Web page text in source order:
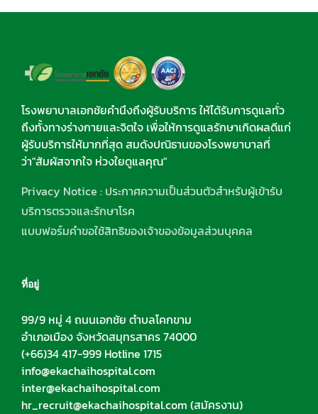
โรงพยาบาลเอกชัยคำนึงถึงผู้รับบริการ ให้ได้รับการดูแลทั่ว
ถึงทั้งทางร่างกายและจิตใจ เพื่อให้การดูแลรักษาเกิดผลดีแก่
ผู้รับบริการให้มากที่สุด สมดังปณิธานของโรงพยาบาลที่
ว่า"สัมผัสจากใจ ห่วงใยดูแลคุณ"
Privacy Notice : ประกาศความเป็นส่วนตัวสำหรับผู้เข้ารับ
บริการตรวจและรักษาโรค
แบบฟอร์มคำขอใช้สิทธิของเจ้าของข้อมูลส่วนบุคคล
ที่อยู่
99/9 หมู่ 4 ถนนเอกชัย ตำบลโคกขาม
อำเภอเมือง จังหวัดสมุทรสาคร 74000
(+66)34 417-999 Hotline 1715
info@ekachaihospital.com
inter@ekachaihospital.com
hr_recruit@ekachaihospital.com (สมัครงาน)